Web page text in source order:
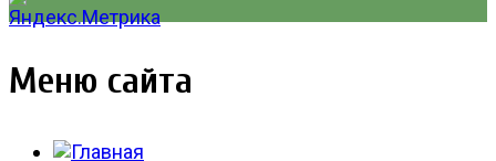
Меню сайта